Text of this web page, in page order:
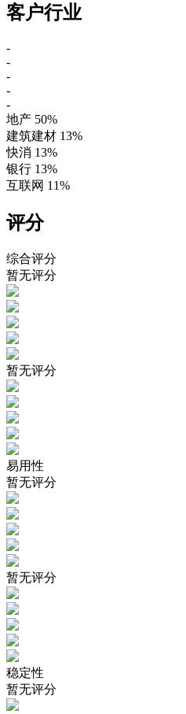
客户行业
-
-
-
-
-
地产 50%
建筑建材 13%
快消 13%
银行 13%
互联网 11%
评分
综合评分
暂无评分
暂无评分
易用性
暂无评分
暂无评分
稳定性
暂无评分